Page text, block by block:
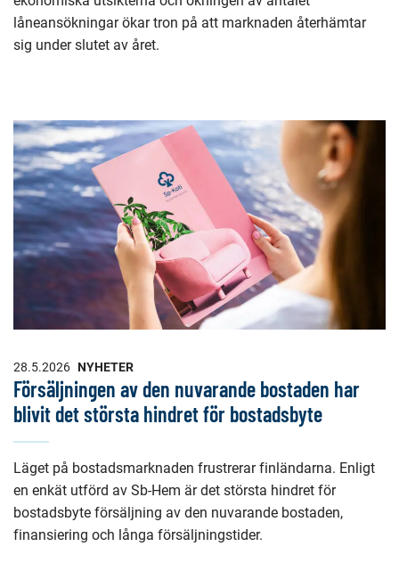
låneansökningar ökar tron på att marknaden återhämtar
sig under slutet av året.
28.5.2026 NYHETER
Försäljningen av den nuvarande bostaden har
blivit det största hindret för bostadsbyte
Läget på bostadsmarknaden frustrerar finländarna. Enligt
en enkät utförd av Sb-Hem är det största hindret för
bostadsbyte försäljning av den nuvarande bostaden,
finansiering och långa försäljningstider.